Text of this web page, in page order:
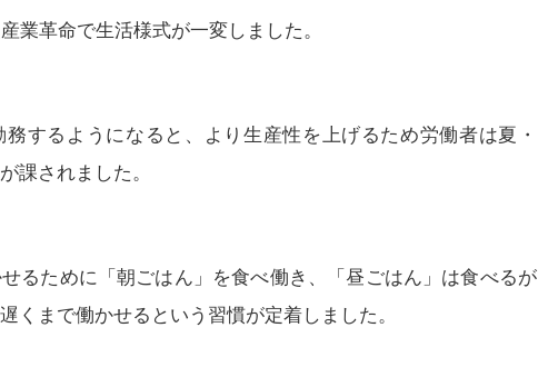
業革命で生活様式が一変しました。
するようになると、より生産性を上げるため労働者は夏・
課されました。
るために「朝ごはん」を食べ働き、「昼ごはん」は食べるが
くまで働かせるという習慣が定着しました。